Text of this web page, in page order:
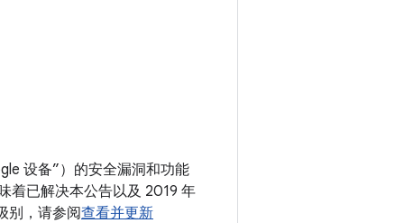
设备”）的安全漏洞和功能
着已解决本公告以及 2019 年
别，请参阅查看并更新